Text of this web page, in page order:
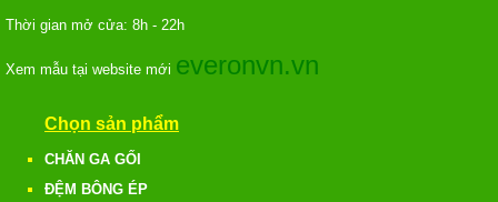
Thời gian mở cửa: 8h - 22h
Xem mẫu tại website mới everonvn.vn
Chọn sản phẩm
CHĂN GA GỐI
ĐỆM BÔNG ÉP